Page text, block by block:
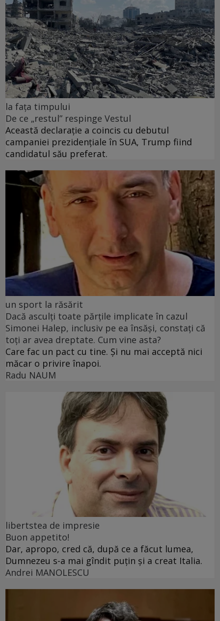
la fața timpului
De ce „restul” respinge Vestul
Această declarație a coincis cu debutul
campaniei prezidențiale în SUA, Trump fiind
candidatul său preferat.
un sport la răsărit
Dacă asculți toate părțile implicate în cazul
Simonei Halep, inclusiv pe ea însăși, constați că
toți ar avea dreptate. Cum vine asta?
Care fac un pact cu tine. Și nu mai acceptă nici
măcar o privire înapoi.
Radu NAUM
libertstea de impresie
Buon appetito!
Dar, apropo, cred că, după ce a făcut lumea,
Dumnezeu s-a mai gîndit puțin și a creat Italia.
Andrei MANOLESCU